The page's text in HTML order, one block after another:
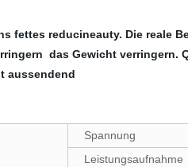
fettes reducineauty. Die reale
das Gewicht verringern.
aussendend
Spannung
Leistungsaufnahme